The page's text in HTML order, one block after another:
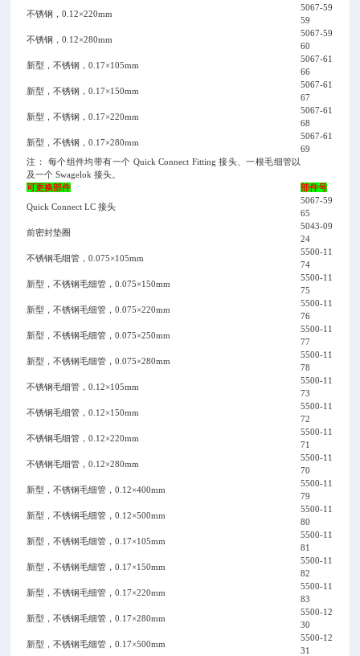
不锈钢，0.12×220mm
5067-59
59
不锈钢，0.12×280mm
5067-59
60
新型，不锈钢，0.17×105mm
5067-61
66
新型，不锈钢，0.17×150mm
5067-61
67
新型，不锈钢，0.17×220mm
5067-61
68
新型，不锈钢，0.17×280mm
5067-61
69
注： 每个组件均带有一个 Quick Connect Fitting 接头、一根毛细管以
及一个 Swagelok 接头。
可更换部件
部件号
Quick Connect LC 接头
5067-59
65
前密封垫圈
5043-09
24
不锈钢毛细管，0.075×105mm
5500-11
74
新型，不锈钢毛细管，0.075×150mm
5500-11
75
新型，不锈钢毛细管，0.075×220mm
5500-11
76
新型，不锈钢毛细管，0.075×250mm
5500-11
77
新型，不锈钢毛细管，0.075×280mm
5500-11
78
不锈钢毛细管，0.12×105mm
5500-11
73
不锈钢毛细管，0.12×150mm
5500-11
72
不锈钢毛细管，0.12×220mm
5500-11
71
不锈钢毛细管，0.12×280mm
5500-11
70
新型，不锈钢毛细管，0.12×400mm
5500-11
79
新型，不锈钢毛细管，0.12×500mm
5500-11
80
新型，不锈钢毛细管，0.17×105mm
5500-11
81
新型，不锈钢毛细管，0.17×150mm
5500-11
82
新型，不锈钢毛细管，0.17×220mm
5500-11
83
新型，不锈钢毛细管，0.17×280mm
5500-12
30
新型，不锈钢毛细管，0.17×500mm
5500-12
31